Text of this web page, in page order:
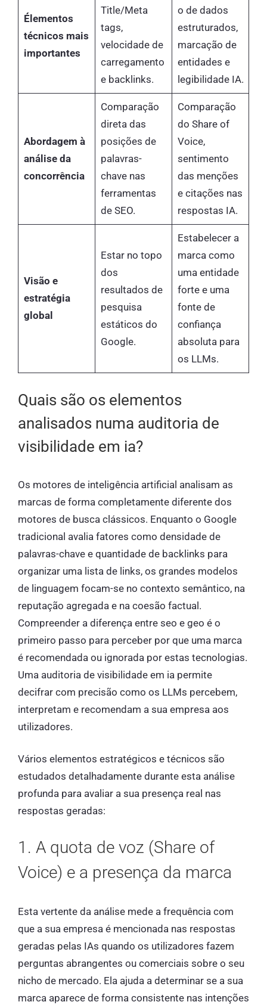
Élementos
técnicos mais
importantes
Title/Meta
tags,
velocidade de
carregamento
e backlinks.
o de dados
estruturados,
marcação de
entidades e
legibilidade IA.
Abordagem à
análise da
concorrência
Comparação
direta das
posições de
palavras-
chave nas
ferramentas
de SEO.
Comparação
do Share of
Voice,
sentimento
das menções
e citações nas
respostas IA.
Visão e
estratégia
global
Estar no topo
dos
resultados de
pesquisa
estáticos do
Google.
Estabelecer a
marca como
uma entidade
forte e uma
fonte de
confiança
absoluta para
os LLMs.
Quais são os elementos
analisados numa auditoria de
visibilidade em ia?
Os motores de inteligência artificial analisam as
marcas de forma completamente diferente dos
motores de busca clássicos. Enquanto o Google
tradicional avalia fatores como densidade de
palavras-chave e quantidade de backlinks para
organizar uma lista de links, os grandes modelos
de linguagem focam-se no contexto semântico, na
reputação agregada e na coesão factual.
Compreender a diferença entre seo e geo é o
primeiro passo para perceber por que uma marca
é recomendada ou ignorada por estas tecnologias.
Uma auditoria de visibilidade em ia permite
decifrar com precisão como os LLMs percebem,
interpretam e recomendam a sua empresa aos
utilizadores.
Vários elementos estratégicos e técnicos são
estudados detalhadamente durante esta análise
profunda para avaliar a sua presença real nas
respostas geradas:
1. A quota de voz (Share of
Voice) e a presença da marca
Esta vertente da análise mede a frequência com
que a sua empresa é mencionada nas respostas
geradas pelas IAs quando os utilizadores fazem
perguntas abrangentes ou comerciais sobre o seu
nicho de mercado. Ela ajuda a determinar se a sua
marca aparece de forma consistente nas intenções